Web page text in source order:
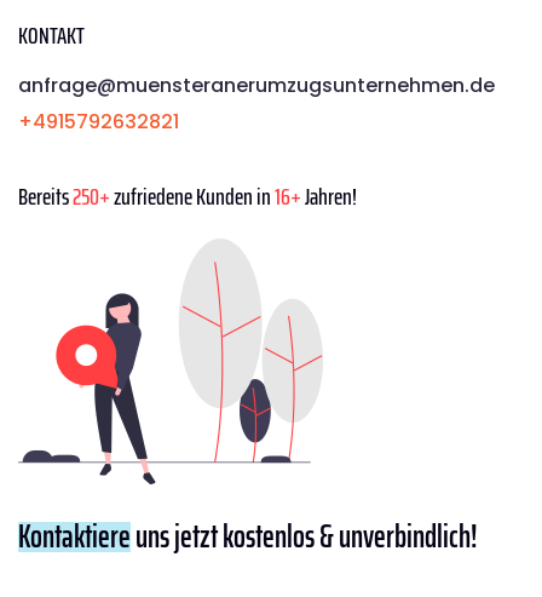
KONTAKT
anfrage@muensteranerumzugsunternehmen.de
+4915792632821
Bereits250+zufriedene Kunden in16+Jahren!
Kontaktiereuns jetzt kostenlos & unverbindlich!